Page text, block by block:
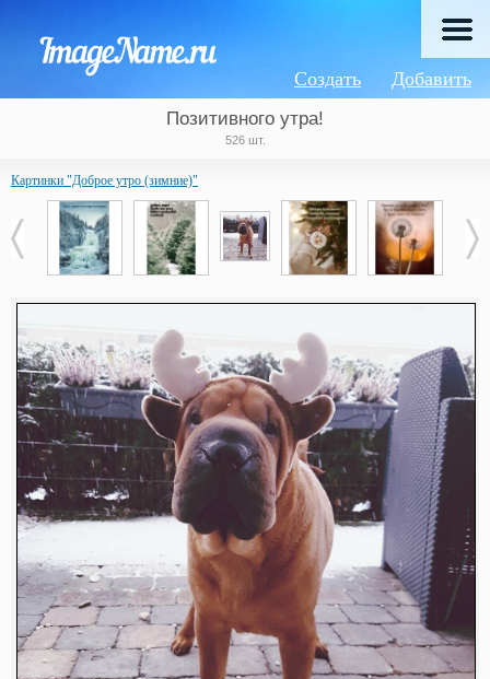
Добавить
Создать
Позитивного утра!
526 шт.
Картинки "Доброе утро (зимние)"